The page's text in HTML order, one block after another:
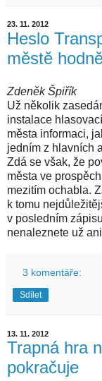
23. 11. 2012
Heslo
městě
Zdeněk Špiřík
Už několik
instalace
města informaci,
jedním z hlavních
Zdá se však, že
města ve
mezitím ochabla.
k tomu
v posledním
nenaleznete už ani
3 komentáře:
Sdílet
13. 11. 2012
Trapná hra
pokračuje